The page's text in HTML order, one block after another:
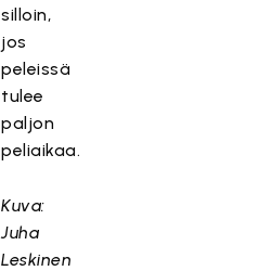
silloin,
jos
peleissä
tulee
paljon
peliaikaa.
Kuva:
Juha
Leskinen